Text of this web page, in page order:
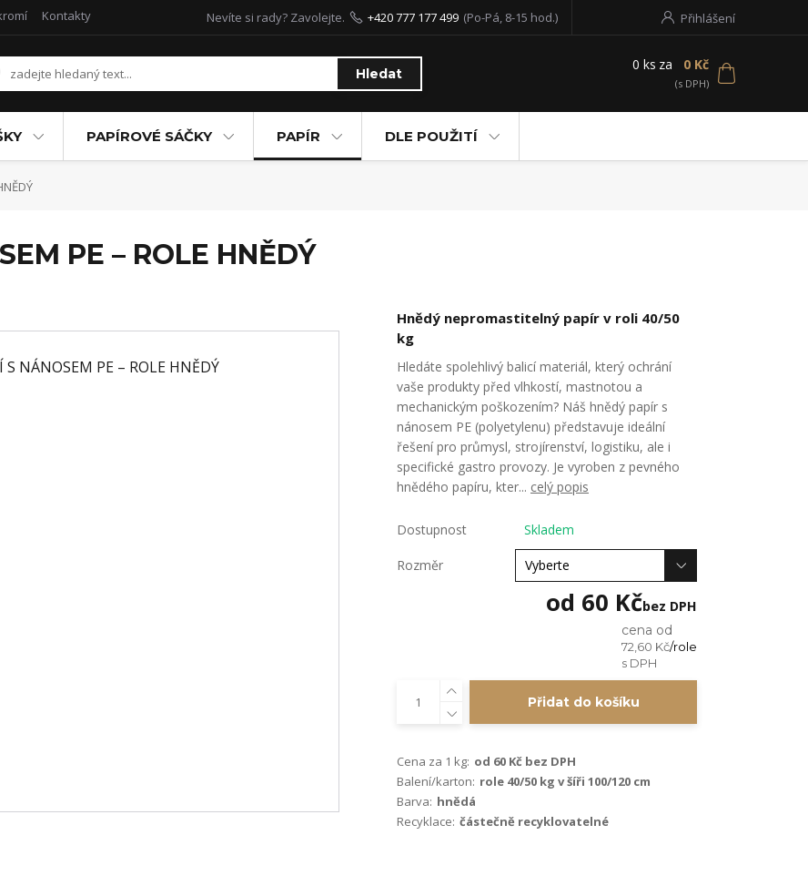
Kontakty Přihlášení
Hledat
Nevíte si rady? Zavolejte. +420 777 177 499 (Po-Pá, 8-15 hod.)
0 ks za 0 Kč
PAPÍROVÉ SÁČKY PAPÍR DLE POUŽITÍ
PE – ROLE HNĚDÝ
Hnědý nepromastitelný papír v roli 40/50
kg
Hledáte spolehlivý balicí materiál, který ochrání
vaše produkty před vlhkostí, mastnotou a
mechanickým poškozením? Náš hnědý papír s
nánosem PE (polyetylenu) představuje ideální
řešení pro průmysl, strojírenství, logistiku, ale i
specifické gastro provozy. Je vyroben z pevného
hnědého papíru, kter... celý popis
Dostupnost Skladem
Rozměr
cena od
72,60 Kč/role
od 60 Kčbez DPH
Přidat do košíku
Cena za 1 kg: od 60 Kč bez DPH
Balení/karton: role 40/50 kg v šíři 100/120 cm
Barva: hnědá
Recyklace: částečně recyklovatelné